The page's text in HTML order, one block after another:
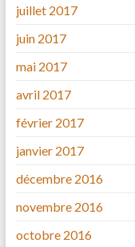
juillet 2017
juin 2017
mai 2017
avril 2017
février 2017
janvier 2017
décembre 2016
novembre 2016
octobre 2016